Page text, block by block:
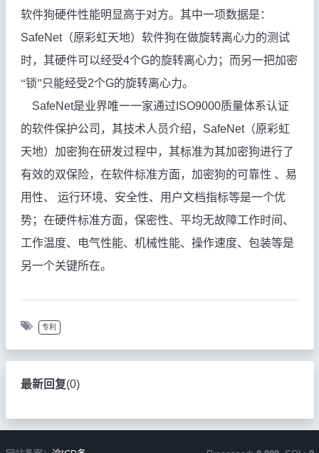
软件狗硬件性能明显高于对方。其中一项数据是：
SafeNet（原彩虹天地）软件狗在做旋转离心力的测试
时，其硬件可以经受4个G的旋转离心力；而另一把加密
“锁”只能经受2个G的旋转离心力。
SafeNet是业界唯一一家通过 ISO9000质量体系认证
的软件保护公司，其技术人员介绍， SafeNet（原彩虹
天地）加密狗在研发过程中，其标准为其加密狗进行了
有效的双保险，在软件标准方面，加密狗的可靠性 、易
用性、
运行环境、安全性、用户文档指标等是一个优
势；在硬件标准方面，保密性、平均无故障工作时间、
工作温度、电气性能、机械性能、操作速度、包装等是
另一个关键所在。
专利
最新回复(0)